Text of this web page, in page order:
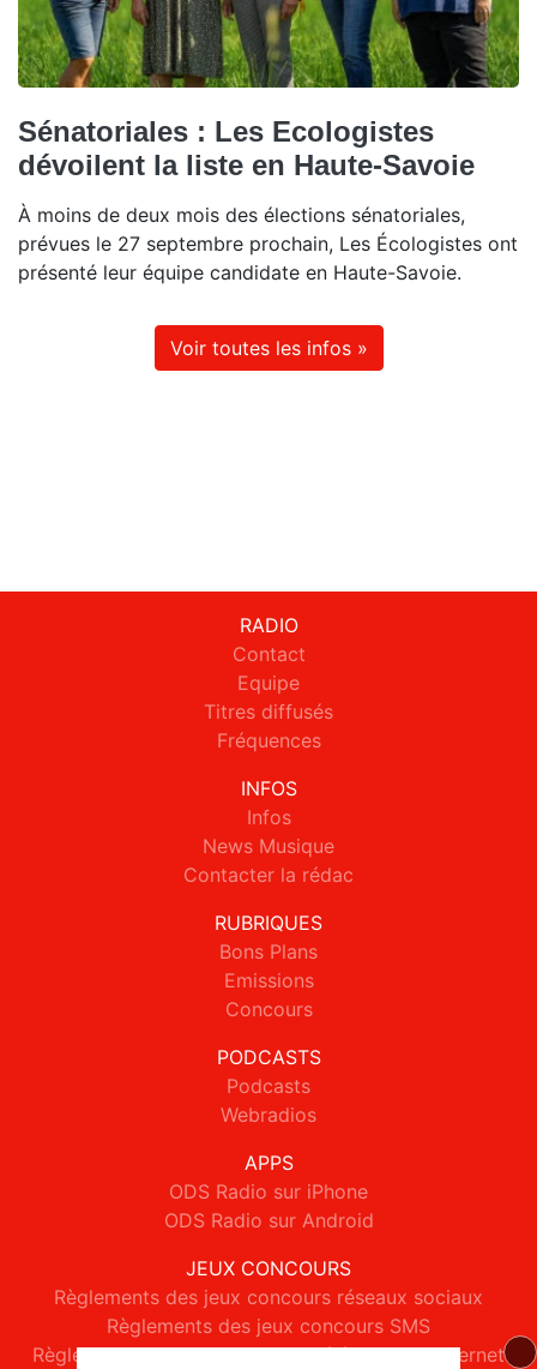
Sénatoriales : Les Ecologistes
dévoilent la liste en Haute-Savoie
À moins de deux mois des élections sénatoriales,
prévues le 27 septembre prochain, Les Écologistes ont
présenté leur équipe candidate en Haute-Savoie.
Voir toutes les infos »
RADIO
Contact
Equipe
Titres diffusés
Fréquences
INFOS
Infos
News Musique
Contacter la rédac
RUBRIQUES
Bons Plans
Emissions
Concours
PODCASTS
Podcasts
Webradios
APPS
ODS Radio sur iPhone
ODS Radio sur Android
JEUX CONCOURS
Règlements des jeux concours réseaux sociaux
Règlements des jeux concours SMS
Règlements des jeux concours téléphone et internet